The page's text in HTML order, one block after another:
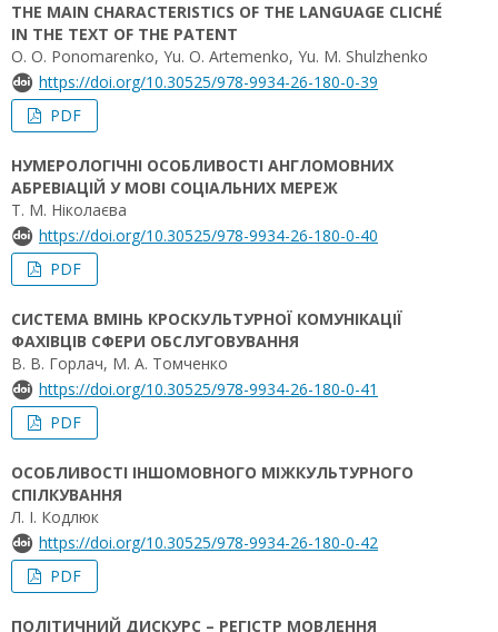
THE MAIN CHARACTERISTICS OF THE LANGUAGE CLICHÉ
IN THE TEXT OF THE PATENT
O. О. Ponomarenko, Yu. О. Artemenko, Yu. М. Shulzhenko
https://doi.org/10.30525/978-9934-26-180-0-39
PDF
НУМЕРОЛОГІЧНІ ОСОБЛИВОСТІ АНГЛОМОВНИХ
АБРЕВІАЦІЙ У МОВІ СОЦІАЛЬНИХ МЕРЕЖ
Т. М. Ніколаєва
https://doi.org/10.30525/978-9934-26-180-0-40
PDF
СИСТЕМА ВМІНЬ КРОСКУЛЬТУРНОЇ КОМУНІКАЦІЇ
ФАХІВЦІВ СФЕРИ ОБСЛУГОВУВАННЯ
В. В. Горлач, М. А. Томченко
https://doi.org/10.30525/978-9934-26-180-0-41
PDF
ОСОБЛИВОСТІ ІНШОМОВНОГО МІЖКУЛЬТУРНОГО
СПІЛКУВАННЯ
Л. І. Кодлюк
https://doi.org/10.30525/978-9934-26-180-0-42
PDF
ПОЛІТИЧНИЙ ДИСКУРС – РЕГІСТР МОВЛЕННЯ